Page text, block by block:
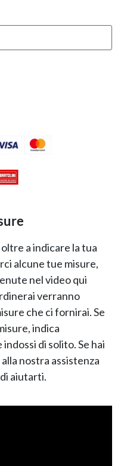
a indicare la tua
alcune tue misure,
nel video qui
verranno
che ci fornirai. Se
indica
di solito. Se hai
nostra assistenza
aiutarti.